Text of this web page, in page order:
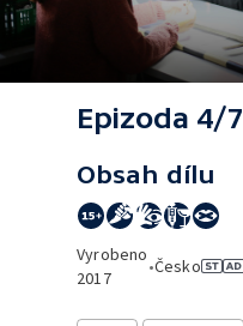
Epizoda 4/7
Obsah dílu
Vyrobeno
2017
•Česko